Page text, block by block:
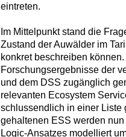
eintreten.
Im Mittelpunkt stand die
Zustand der Auwälder im
konkret beschreiben
Forschungsergebnisse der
und dem DSS zugänglich
relevanten Ecosystem
schlussendlich in einer Liste
gehaltenen ESS werden
Logic-Ansatzes modelliert